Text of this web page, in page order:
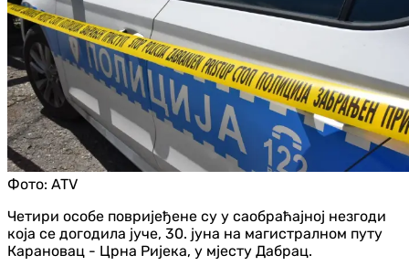
Фото: ATV
Четири особе повријеђене су у саобраћајној незгоди
која се догодила јуче, 30. јуна на магистралном путу
Карановац - Црна Ријека, у мјесту Дабрац.